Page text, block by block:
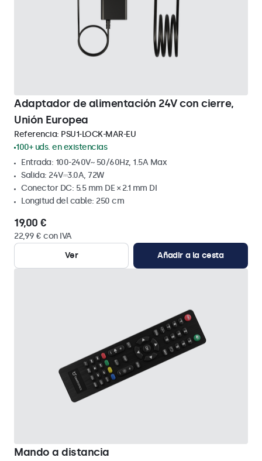
Adaptador de alimentación 24V con cierre,
Unión Europea
Referencia: PSU1-LOCK-MAR-EU
100+ uds. en existencias
Entrada: 100-240V~ 50/60Hz, 1.5A Max
Salida: 24V⎓3.0A, 72W
Conector DC: 5.5 mm DE × 2.1 mm DI
Longitud del cable: 250 cm
19,00 €
22,99 € con IVA
Ver
Añadir a la cesta
Mando a distancia